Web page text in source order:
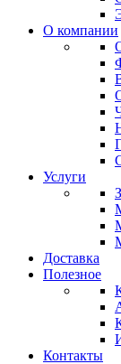
О компании
Услуги
Доставка
Полезное
Контакты